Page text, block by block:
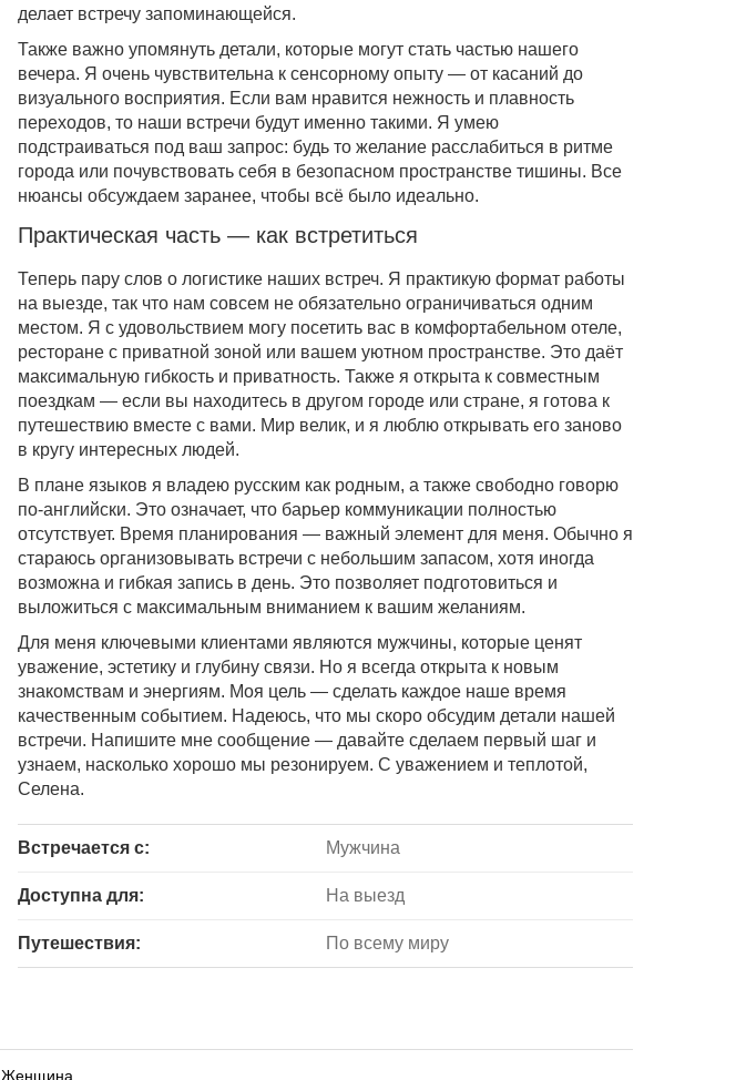
делает встречу запоминающейся.
Также важно упомянуть детали, которые могут стать частью нашего
вечера. Я очень чувствительна к сенсорному опыту — от касаний до
визуального восприятия. Если вам нравится нежность и плавность
переходов, то наши встречи будут именно такими. Я умею
подстраиваться под ваш запрос: будь то желание расслабиться в ритме
города или почувствовать себя в безопасном пространстве тишины. Все
нюансы обсуждаем заранее, чтобы всё было идеально.
Практическая часть — как встретиться
Теперь пару слов о логистике наших встреч. Я практикую формат работы
на выезде, так что нам совсем не обязательно ограничиваться одним
местом. Я с удовольствием могу посетить вас в комфортабельном отеле,
ресторане с приватной зоной или вашем уютном пространстве. Это даёт
максимальную гибкость и приватность. Также я открыта к совместным
поездкам — если вы находитесь в другом городе или стране, я готова к
путешествию вместе с вами. Мир велик, и я люблю открывать его заново
в кругу интересных людей.
В плане языков я владею русским как родным, а также свободно говорю
по-английски. Это означает, что барьер коммуникации полностью
отсутствует. Время планирования — важный элемент для меня. Обычно я
стараюсь организовывать встречи с небольшим запасом, хотя иногда
возможна и гибкая запись в день. Это позволяет подготовиться и
выложиться с максимальным вниманием к вашим желаниям.
Для меня ключевыми клиентами являются мужчины, которые ценят
уважение, эстетику и глубину связи. Но я всегда открыта к новым
знакомствам и энергиям. Моя цель — сделать каждое наше время
качественным событием. Надеюсь, что мы скоро обсудим детали нашей
встречи. Напишите мне сообщение — давайте сделаем первый шаг и
узнаем, насколько хорошо мы резонируем. С уважением и теплотой,
Селена.
Встречается с: Мужчина
Доступна для: На выезд
Путешествия: По всему миру
Женщина